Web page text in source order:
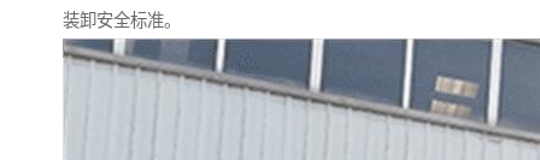
装卸安全标准。